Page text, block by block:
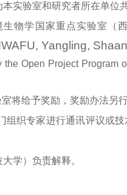
实验室和研究者所在单位
物学国家重点实验室（
Yangling,
Open Project Program
将给予奖励，奖励办法另行
织专家进行通讯评议或
学）负责解释。